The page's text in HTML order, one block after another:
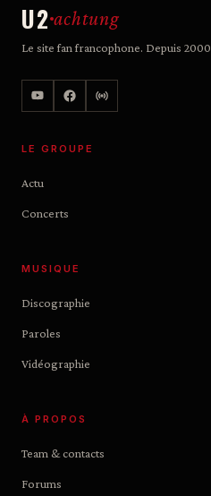
U2 achtung
Le site fan francophone. Depuis 2000
LE GROUPE
Actu
Concerts
MUSIQUE
Discographie
Paroles
Vidéographie
À PROPOS
Team & contacts
Forums